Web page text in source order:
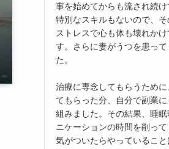
事を始めてからも流され続け
特別なスキルもないので、
ストレスで心も体も壊れかけ
す。さらに妻がうつを患って
た。
治療に専念してもらうため
てもらった分、自分で副業に
組みました。その結果、睡眠
ニケーションの時間を削って
気がついたらやっているこ